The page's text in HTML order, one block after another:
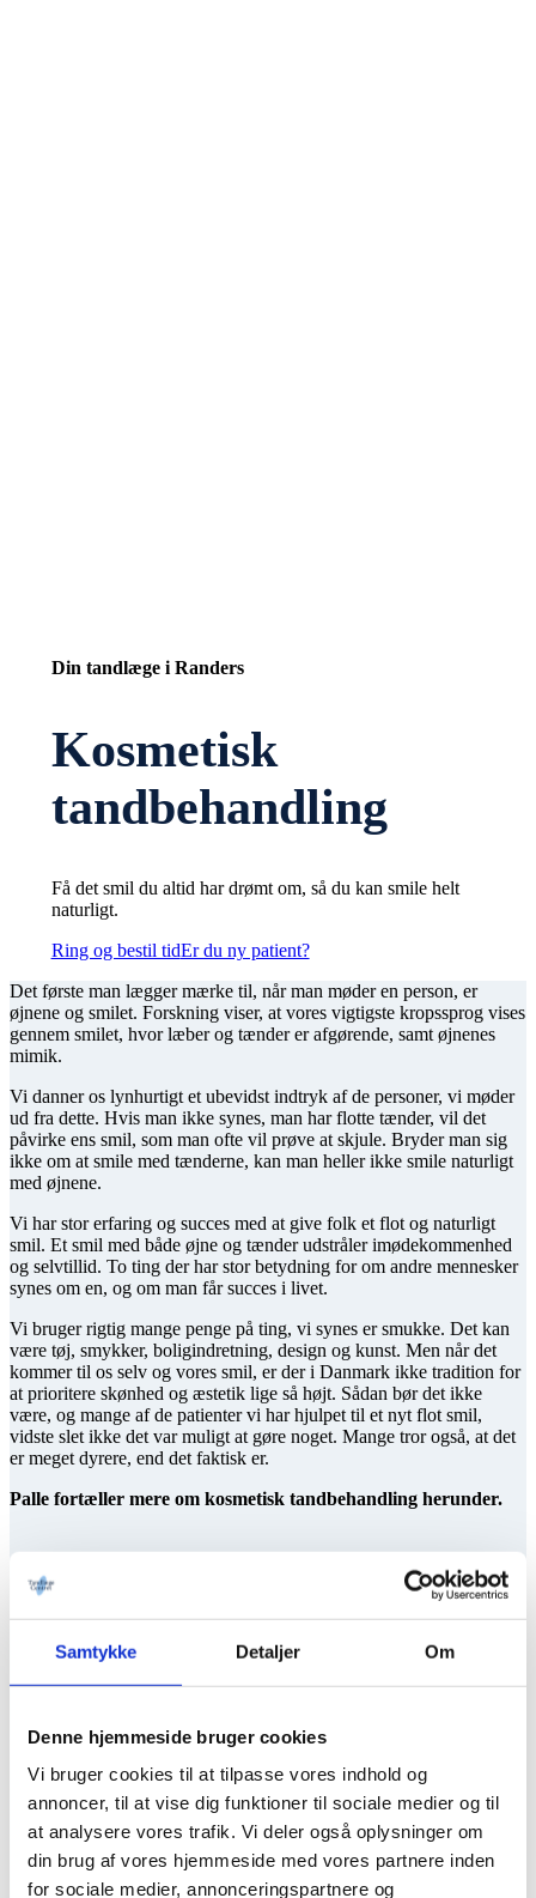
Samtykke Detaljer Om
Denne hjemmeside bruger cookies
Vi bruger cookies til at tilpasse vores indhold og
annoncer, til at vise dig funktioner til sociale medier og til
at analysere vores trafik. Vi deler også oplysninger om
din brug af vores hjemmeside med vores partnere inden
for sociale medier, annonceringspartnere og
Din tandlæge i Randers
Kosmetisk
tandbehandling
Få det smil du altid har drømt om, så du kan smile helt
naturligt.
Ring og bestil tidEr du ny patient?
Det første man lægger mærke til, når man møder en person, er
øjnene og smilet. Forskning viser, at vores vigtigste kropssprog vises
gennem smilet, hvor læber og tænder er afgørende, samt øjnenes
mimik.
Vi danner os lynhurtigt et ubevidst indtryk af de personer, vi møder
ud fra dette. Hvis man ikke synes, man har flotte tænder, vil det
påvirke ens smil, som man ofte vil prøve at skjule. Bryder man sig
ikke om at smile med tænderne, kan man heller ikke smile naturligt
med øjnene.
Vi har stor erfaring og succes med at give folk et flot og naturligt
smil. Et smil med både øjne og tænder udstråler imødekommenhed
og selvtillid. To ting der har stor betydning for om andre mennesker
synes om en, og om man får succes i livet.
Vi bruger rigtig mange penge på ting, vi synes er smukke. Det kan
være tøj, smykker, boligindretning, design og kunst. Men når det
kommer til os selv og vores smil, er der i Danmark ikke tradition for
at prioritere skønhed og æstetik lige så højt. Sådan bør det ikke
være, og mange af de patienter vi har hjulpet til et nyt flot smil,
vidste slet ikke det var muligt at gøre noget. Mange tror også, at det
er meget dyrere, end det faktisk er.
Palle fortæller mere om kosmetisk tandbehandling herunder.
Overslag og gennemgang af behandlingsplan
Evt. digitalt smiledesign og forberedelse med 3D scanning og
3Dprintede modeller
Løbende kontrol indtil alt føles og ser ud som det skal